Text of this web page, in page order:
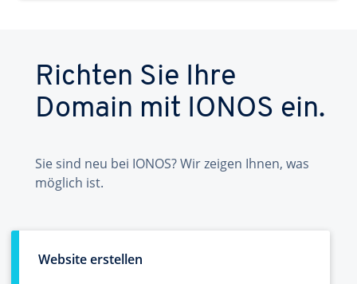
Richten Sie Ihre
Domain mit IONOS ein.
Sie sind neu bei IONOS? Wir zeigen Ihnen, was
möglich ist.
Website erstellen